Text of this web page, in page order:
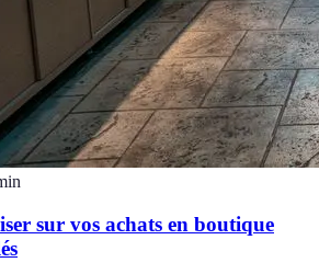
sur vos achats en boutique